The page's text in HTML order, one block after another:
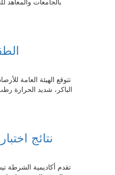
الباكر، شديد الحرارة
نتائج
تقدم أكاديمية الشرطة